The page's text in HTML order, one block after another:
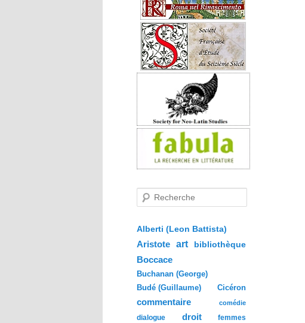
c
e
c
e
Alberti (Leon Battista)
Aristote art bibliothèque
Boccace
Buchanan (George)
Budé (Guillaume) Cicéron
commentaire comédie
dialogue droit femmes